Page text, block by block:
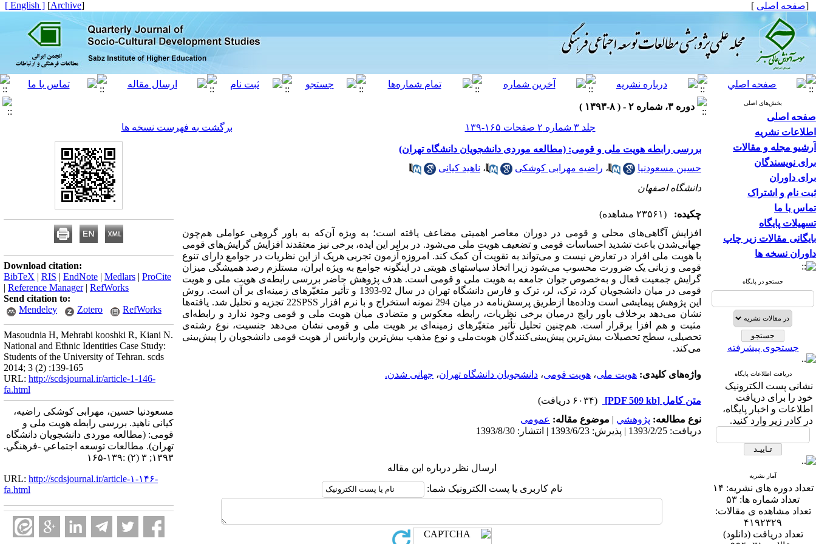
[صفحه اصلی ]
[
Archive
]
[ English ]
بخش‌های اصلی
صفحه اصلی
اطلاعات نشریه
آرشیو مجله و مقالات
برای نویسندگان
برای داوران
ثبت نام و اشتراک
تماس با ما
تسهیلات پایگاه
بایگانی مقالات زیر چاپ
داوران نسخه ها
جستجو در پایگاه
جستجوی پیشرفته
دریافت اطلاعات پایگاه
نشانی پست الکترونیک
خود را برای دریافت
اطلاعات و اخبار پایگاه،
در کادر زیر وارد کنید.
آمار نشریه
تعداد دوره های نشریه: ۱۴
تعداد شماره ها: ۵۳
تعداد مشاهده ی مقالات:
۴۱۹۲۳۲۹
تعداد دریافت (دانلود)
دوره ۳، شماره ۲ - ( ۸-۱۳۹۳ )
جلد ۳ شماره ۲ صفحات ۱۶۵-۱۳۹
برگشت به فهرست نسخه ها
بررسی رابطه هویت ملی و قومی: (مطالعه موردی دانشجویان دانشگاه تهران)
حسین مسعودنیا
، راضیه مهرابی کوشکی ، ناهید کیانی
دانشگاه اصفهان
چکیده:
(۲۳۵۶۱ مشاهده)
افزایش آگاهی‌های محلی و قومی در دوران معاصر اهمیتی مضاعف یافته است؛ به ویژه آن‌که به باور گروهی عواملی هم‌چون
جهانی‌شدن باعث تشدید احساسات قومی و تضعیف هویت ملی می‌شود. در برابر این ایده، برخی نیز معتقدند افزایش گرایش‌های قومی
با هویت ملی افراد در تعارض نیست و می‌تواند به تقویت آن کمک کند. امروزه آزمون تجربی هریک از این نظریات در جوامع دارای تنوع
قومی و زبانی یک ضرورت محسوب می‌شود زیرا اتخاذ سیاستهای هویتی در اینگونه جوامع به ویژه ایران، مستلزم رصد همیشگی میزان
گرایش جمعیت فعال و به‌خصوص جوان جامعه به هویت ملی و قومی است. هدف پژوهش حاضر بررسی رابطه‌ی هویت ملی و هویت
قومی در میان دانشجویان کرد، ترک، لر، ترک و فارس دانشگاه تهران در سال 92-1393 و تأثیر متغیّرهای زمینه‌ای بر آن است. روش
این پژوهش پیمایشی است وداده‌ها ازطریق پرسش‌نامه در میان 294 نمونه استخراج و با نرم افزار 22SPSS تجزیه و تحلیل شد. یافته‌ها
نشان می‌دهد برخلاف باور رایج درمیان برخی نظریات، رابطه معکوس و متضادی میان هویت ملی و قومی وجود ندارد و رابطه‌ای
مثبت و هم افزا برقرار است. هم‌چنین تحلیل تأثیر متغیّرهای زمینه‌ای بر هویت ملی و قومی نشان می‌دهد جنسیت، نوع رشته‌ی
تحصیلی، سطح تحصیلات بیش‌ترین پیش‌بینی‌کنندگان هویت‌ملی و نوع مذهب بیش‌ترین واریانس از هویت قومی دانشجویان را پیش‌بینی
می‌کند.
واژه‌های کلیدی: هویت ملی، هویت قومی، دانشجویان دانشگاه تهران، جهانی شدن.
متن کامل [PDF 509 kb]
(۶۰۳۴ دریافت)
نوع مطالعه: پژوهشي | موضوع مقاله: عمومى
دریافت: 1393/2/25 | پذیرش: 1393/6/23 | انتشار: 1393/8/30
ارسال نظر درباره این مقاله
نام کاربری یا پست الکترونیک شما:
Download citation:
BibTeX | RIS | EndNote | Medlars | ProCite
| Reference Manager| RefWorks
Send citation to:
Mendeley
Zotero RefWorks
Masoudnia H, Mehrabi kooshki R, Kiani N.
National and Ethnic Identities Case Study:
Students of the University of Tehran. scds
2014; 3 (2) :139-165
URL: http://scdsjournal.ir/article-1-146-
fa.html
مسعودنیا حسین، مهرابی کوشکی راضیه،
کیانی ناهید. بررسی رابطه هویت ملی و
قومی: (مطالعه موردی دانشجویان دانشگاه
تهران). مطالعات توسعه اجتماعي -فرهنگي.
۱۳۹۳; ۳ (۲) :۱۳۹-۱۶۵
URL: http://scdsjournal.ir/article-۱-۱۴۶-
fa.html